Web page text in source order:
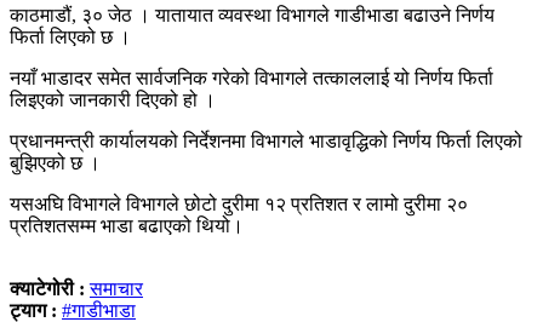
काठमाडौं, ३० जेठ । यातायात व्यवस्था विभागले गाडीभाडा बढाउने निर्णय
फिर्ता लिएको छ ।
नयाँ भाडादर समेत सार्वजनिक गरेको विभागले तत्काललाई यो निर्णय फिर्ता
लिइएको जानकारी दिएको हो ।
प्रधानमन्त्री कार्यालयको निर्देशनमा विभागले भाडावृद्धिको निर्णय फिर्ता लिएको
बुझिएको छ ।
यसअघि विभागले विभागले छोटो दुरीमा १२ प्रतिशत र लामो दुरीमा २०
प्रतिशतसम्म भाडा बढाएको थियो।
क्याटेगोरी :समाचार
ट्याग : #गाडीभाडा